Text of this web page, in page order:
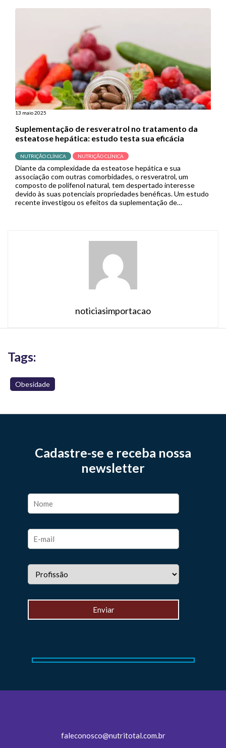
resultados superiores aos de outras terapias medicamentosas
13 maio 2025
Suplementação de resveratrol no tratamento da
esteatose hepática: estudo testa sua eficácia
NUTRIÇÃO CLÍNICA NUTRIÇÃO CLÍNICA
Diante da complexidade da esteatose hepática e sua
associação com outras comorbidades, o resveratrol, um
composto de polifenol natural, tem despertado interesse
devido às suas potenciais propriedades benéficas. Um estudo
recente investigou os efeitos da suplementação de
noticiasimportacao
Tags:
Obesidade
Cadastre-se e receba nossa
newsletter
faleconosco@nutritotal.com.br